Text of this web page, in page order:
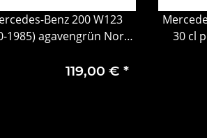
Benz 200 W123
1985) agavengrün Norev
119,00 € *
30 cl